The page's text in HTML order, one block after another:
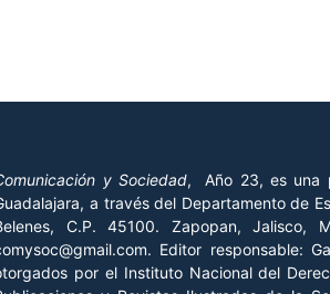
y Sociedad, Año 23, es una
a través del Departamento de
C.P. 45100. Zapopan, Jalisco,
Editor responsable:
por el Instituto Nacional del